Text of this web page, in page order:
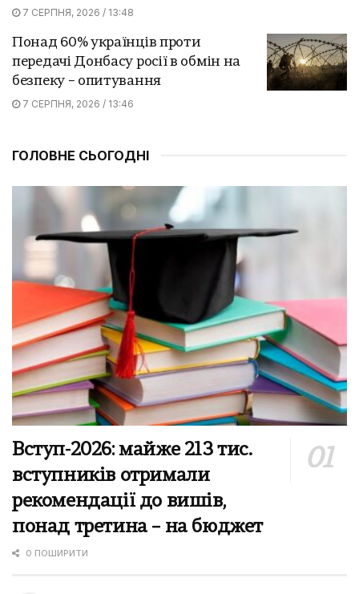
7 СЕРПНЯ, 2026 / 13:48
Понад 60% українців проти
передачі Донбасу росії в обмін на
безпеку – опитування
7 СЕРПНЯ, 2026 / 13:46
ГОЛОВНЕ СЬОГОДНІ
Вступ-2026: майже 213 тис.
вступників отримали
рекомендації до вишів,
понад третина – на бюджет
0 ПОШИРИТИ